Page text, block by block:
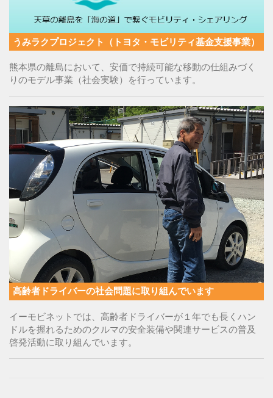
うみラクプロジェクト（トヨタ・モビリティ基金支援事業）
熊本県の離島において、安価で持続可能な移動の仕組みづく
りのモデル事業（社会実験）を行っています。
高齢者ドライバーの社会問題に取り組んでいます
イーモビネットでは、高齢者ドライバーが１年でも長くハン
ドルを握れるためのクルマの安全装備や関連サービスの普及
啓発活動に取り組んでいます。